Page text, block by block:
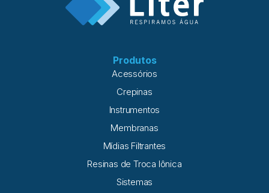
resolve (e o que ela não resolve) A limpeza química em
sistemas de osmose reversa é indicada quando a perda de
Produtos
Acessórios
Crepinas
Instrumentos
Membranas
Mídias Filtrantes
Resinas de Troca Iônica
Sistemas